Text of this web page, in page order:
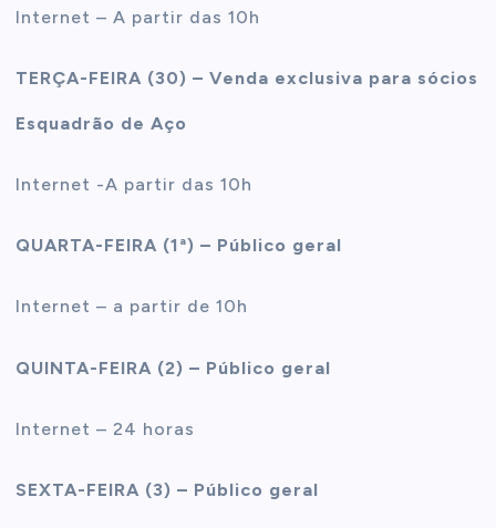
Internet – A partir das 10h
TERÇA-FEIRA (30) – Venda exclusiva para sócios
Esquadrão de Aço
Internet -A partir das 10h
QUARTA-FEIRA (1ª) – Público geral
Internet – a partir de 10h
QUINTA-FEIRA (2) – Público geral
Internet – 24 horas
SEXTA-FEIRA (3) – Público geral